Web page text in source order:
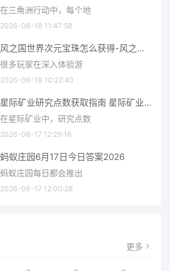
在三角洲行动中，每个地
2026-06-18 11:47:58
风之国世界次元宝珠怎么获得-风之国世界次元宝珠获取方法介绍
很多玩家在深入体验游
2026-06-18 10:22:40
星际矿业研究点数获取指南 星际矿业研究点数获取方法
在星际矿业中，研究点数
2026-06-17 12:29:16
蚂蚁庄园6月17日今日答案2026
蚂蚁庄园每日都会推出
2026-06-17 12:00:28
更多